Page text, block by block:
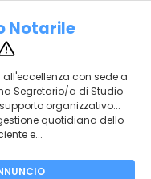
Notarile
con sede a
Segretario/a di Studio
organizzativo...
quotidiana dello
e...